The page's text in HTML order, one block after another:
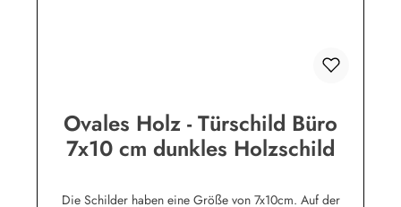
Ovales Holz - Türschild Büro
7x10 cm dunkles Holzschild
Die Schilder haben eine Größe von 7x10cm. Auf der